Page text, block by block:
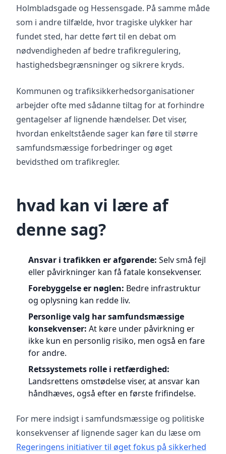
Holmbladsgade og Hessensgade. På samme måde
som i andre tilfælde, hvor tragiske ulykker har
fundet sted, har dette ført til en debat om
nødvendigheden af bedre trafikregulering,
hastighedsbegrænsninger og sikrere kryds.
Kommunen og trafiksikkerhedsorganisationer
arbejder ofte med sådanne tiltag for at forhindre
gentagelser af lignende hændelser. Det viser,
hvordan enkeltstående sager kan føre til større
samfundsmæssige forbedringer og øget
bevidsthed om trafikregler.
hvad kan vi lære af
denne sag?
Ansvar i trafikken er afgørende: Selv små fejl
eller påvirkninger kan få fatale konsekvenser.
Forebyggelse er nøglen: Bedre infrastruktur
og oplysning kan redde liv.
Personlige valg har samfundsmæssige
konsekvenser: At køre under påvirkning er
ikke kun en personlig risiko, men også en fare
for andre.
Retssystemets rolle i retfærdighed:
Landsrettens omstødelse viser, at ansvar kan
håndhæves, også efter en første frifindelse.
For mere indsigt i samfundsmæssige og politiske
konsekvenser af lignende sager kan du læse om
Regeringens initiativer til øget fokus på sikkerhed